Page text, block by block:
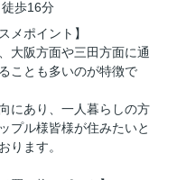
徒歩16分
メポイント】
大阪方面や三田方面に通
ことも多いのが特徴で
にあり、一人暮らしの方
プル様皆様が住みたいと
ります。